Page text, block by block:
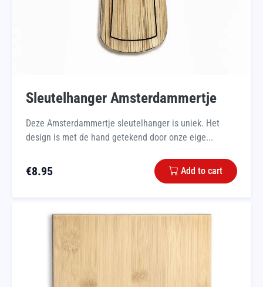
Sleutelhanger Amsterdammertje
Deze Amsterdammertje sleutelhanger is uniek. Het
design is met de hand getekend door onze eige...
€8.95 Add to cart